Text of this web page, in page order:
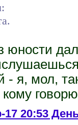
юности
- я, мол,
17 20:53